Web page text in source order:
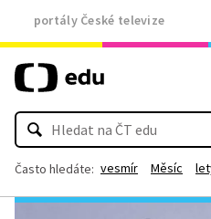
portály České televize
Často hledáte: vesmír Měsíc